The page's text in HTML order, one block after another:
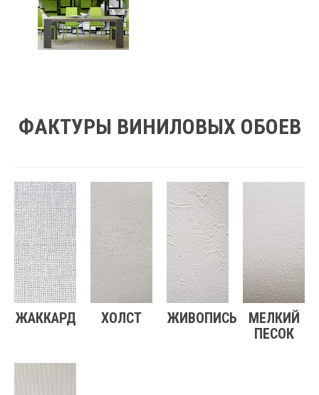
ФАКТУРЫ ВИНИЛОВЫХ ОБОЕВ
ЖАККАРД ХОЛСТ ЖИВОПИСЬ
МЕЛКИЙ
ПЕСОК